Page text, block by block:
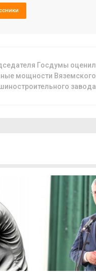
Госдумы оценил
мощности Вяземского
завода